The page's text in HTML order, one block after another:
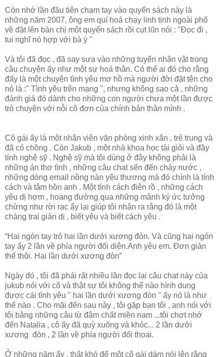
Còn nhớ lần đầu tiên chạm tay vào quyển sách này là
những năm 2007, ông em quí hoá chạy linh tinh ngoài phố
về đặt lên bàn chị một quyển sách rồi cụt lũn nói : "Đọc đi ,
tui nghĩ nó hợp với bà ý "
Và tôi đã đọc , đã say sưa vào những tuyến nhân vật trong
câu chuyện ấy như một sự hoá thân. Có thể ai đó cho rằng
đấy là một chuyện tình yêu mơ hồ mà người đời đặt tên cho
nó là :" Tình yêu trên mạng ", nhưng không sao cả , những
đánh giá đó dành cho những con người chưa một lần được
trò chuyện với nỗi cô đơn của chính bản thân mình .
Cô gái ấy là một nhân viên văn phòng xinh xắn , trẻ trung và
đã có chồng . Còn Jakub , một nhà khoa học tài giỏi và đầy
tính nghệ sỹ . Nghệ sỹ mà tôi dùng ở đây không phải là
những án thơ tình , những câu chat sến đến chảy nước ,
những dòng email nồng nàn yêu thương mà đó chính là tính
cách và tâm hồn anh . Một tính cách điên rồ , những cách
yêu dị hợm , hoang đường qua những mảnh ký ức tưởng
chừng như rời rạc ấy lại giúp tôi nhận ra rằng đó là một
chàng trai giản dị , biết yêu và biết cách yêu .
“Hai ngón tay trỏ hai lần dưới xương đòn. Và cũng hai ngón
tay ấy 2 lần về phía người đối diện.Anh yêu em. Đơn giản
thế thôi. Hai lần dưới xương đòn”
Ngày đó , tôi đã phải rất nhiều lần đọc lại câu chat này của
jukub nói với cô và thật sự tôi không thể nào hình dung
được cái tình yêu " hai lần dưới xương đòn " ấy nó là như
thế nào . Cho mãi đến sau này , tôi gặp bạn tôi , anh nói với
tôi bằng những câu từ đậm chất miền nam ...tôi chợt nhớ
đến Natalia , cô ấy đã quỳ xuống và khóc... 2 lần dưới
xương đòn , 2 lần về phía người đối thoai.
Ở những năm ấy , thật khó để một cô gái dám nói lên rằng